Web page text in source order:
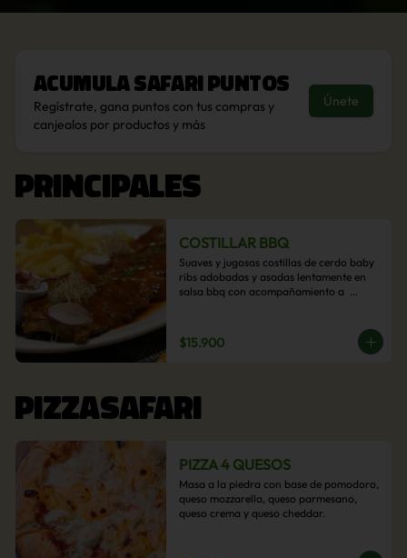
AcumulaSafari Puntos
Regístrate, gana puntos con tus compras y
canjealos por productos y más
Únete
PRINCIPALES
COSTILLAR BBQ
Suaves y jugosas costillas de cerdo baby
ribs adobadas y asadas lentamente en
salsa bbq con acompañamiento a
salteadas, Papas parmentier, Papas
fritas, Arroz blanco.
$15.900
PIZZASAFARI
PIZZA 4 QUESOS
Masa a la piedra con base de pomodoro,
queso mozzarella, queso parmesano,
queso crema y queso cheddar.